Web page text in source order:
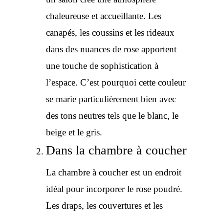
chaleureuse et accueillante. Les
canapés, les coussins et les rideaux
dans des nuances de rose apportent
une touche de sophistication à
l’espace. C’est pourquoi cette couleur
se marie particulièrement bien avec
des tons neutres tels que le blanc, le
beige et le gris.
Dans la chambre à coucher
La chambre à coucher est un endroit
idéal pour incorporer le rose poudré.
Les draps, les couvertures et les